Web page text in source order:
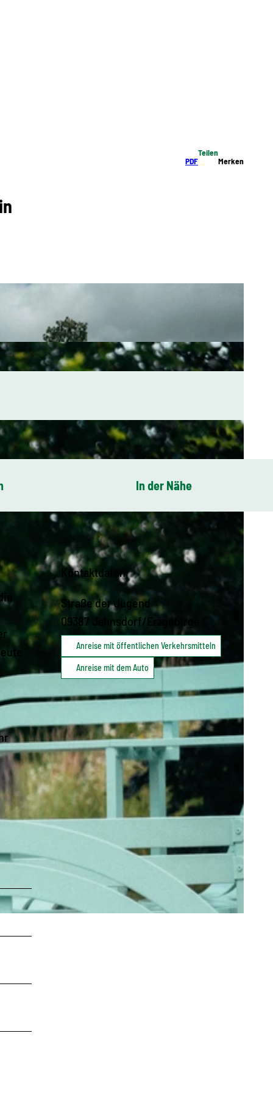
PDF
Teilen
Merken
In der Nähe
Kontaktdaten
Straße der Jugend
09387
Jahnsdorf/Erzgebirge
Anreise mit öffentlichen Verkehrsmitteln
Anreise mit dem Auto